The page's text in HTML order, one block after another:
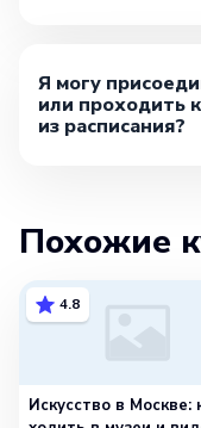
Я могу
или проходить
из расписания?
Похожие
4.8
Искусство в Москве: